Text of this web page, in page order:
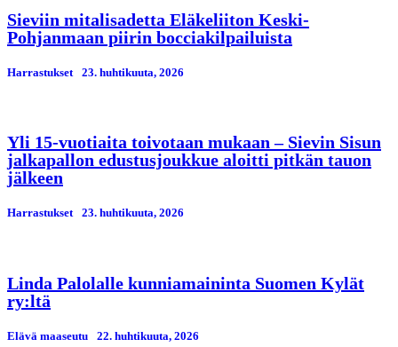
Sieviin mitalisadetta Eläkeliiton Keski-
Pohjanmaan piirin bocciakilpailuista
Harrastukset 23. huhtikuuta, 2026
Yli 15-vuotiaita toivotaan mukaan – Sievin Sisun
jalkapallon edustusjoukkue aloitti pitkän tauon
jälkeen
Harrastukset 23. huhtikuuta, 2026
Linda Palolalle kunniamaininta Suomen Kylät
ry:ltä
Elävä maaseutu 22. huhtikuuta, 2026